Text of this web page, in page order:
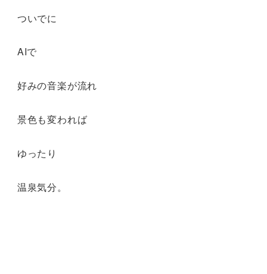
ついでに
AIで
好みの音楽が流れ
景色も変われば
ゆったり
温泉気分。